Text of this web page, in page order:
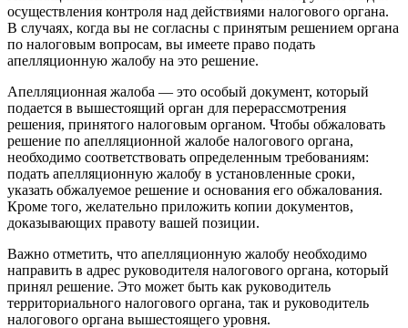
осуществления контроля над действиями налогового органа.
В случаях, когда вы не согласны с принятым решением органа
по налоговым вопросам, вы имеете право подать
апелляционную жалобу на это решение.
Апелляционная жалоба — это особый документ, который
подается в вышестоящий орган для перерассмотрения
решения, принятого налоговым органом. Чтобы обжаловать
решение по апелляционной жалобе налогового органа,
необходимо соответствовать определенным требованиям:
подать апелляционную жалобу в установленные сроки,
указать обжалуемое решение и основания его обжалования.
Кроме того, желательно приложить копии документов,
доказывающих правоту вашей позиции.
Важно отметить, что апелляционную жалобу необходимо
направить в адрес руководителя налогового органа, который
принял решение. Это может быть как руководитель
территориального налогового органа, так и руководитель
налогового органа вышестоящего уровня.